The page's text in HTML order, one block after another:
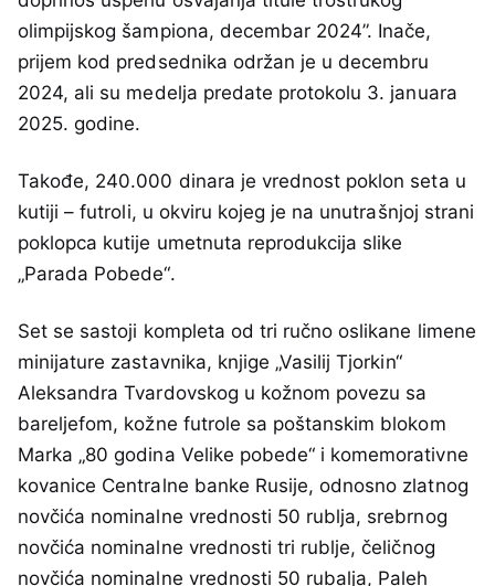
olimpijskog šampiona, decembar 2024”. Inače,
prijem kod predsednika održan je u decembru
2024, ali su medelja predate protokolu 3. januara
2025. godine.
Takođe, 240.000 dinara je vrednost poklon seta u
kutiji – futroli, u okviru kojeg je na unutrašnjoj strani
poklopca kutije umetnuta reprodukcija slike
„Parada Pobede“.
Set se sastoji kompleta od tri ručno oslikane limene
minijature zastavnika, knjige „Vasilij Tjorkin“
Aleksandra Tvardovskog u kožnom povezu sa
bareljefom, kožne futrole sa poštanskim blokom
Marka „80 godina Velike pobede“ i komemorativne
kovanice Centralne banke Rusije, odnosno zlatnog
novčića nominalne vrednosti 50 rublja, srebrnog
novčića nominalne vrednosti tri rublje, čeličnog
novčića nominalne vrednosti 50 rubalja, Paleh